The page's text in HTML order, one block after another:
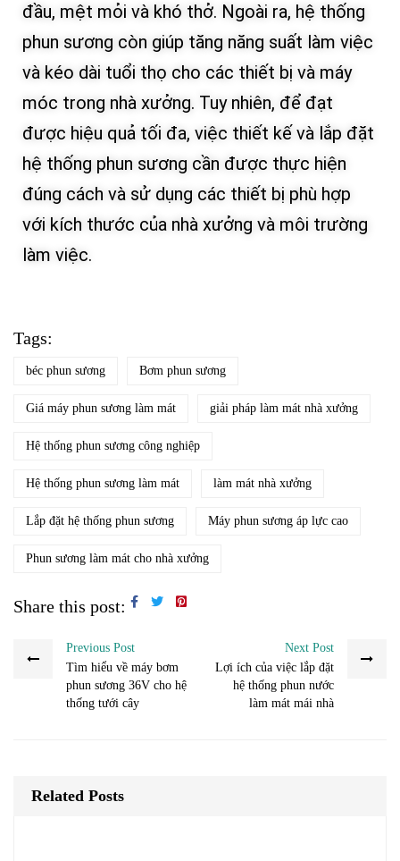
đầu, mệt mỏi và khó thở. Ngoài ra, hệ thống
phun sương còn giúp tăng năng suất làm việc
và kéo dài tuổi thọ cho các thiết bị và máy
móc trong nhà xưởng. Tuy nhiên, để đạt
được hiệu quả tối đa, việc thiết kế và lắp đặt
hệ thống phun sương cần được thực hiện
đúng cách và sử dụng các thiết bị phù hợp
với kích thước của nhà xưởng và môi trường
làm việc.
Tags:
béc phun sương Bơm phun sương
Giá máy phun sương làm mát giải pháp làm mát nhà xưởng
Hệ thống phun sương công nghiệp
Hệ thống phun sương làm mát làm mát nhà xưởng
Lắp đặt hệ thống phun sương Máy phun sương áp lực cao
Phun sương làm mát cho nhà xưởng
Share this post:
Previous Post
Tìm hiểu về máy bơm
phun sương 36V cho hệ
thống tưới cây
Next Post
Lợi ích của việc lắp đặt
hệ thống phun nước
làm mát mái nhà
Related Posts